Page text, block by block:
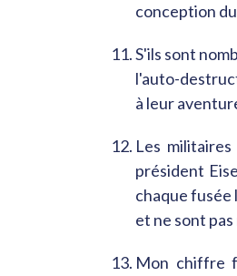
conception
S'ils sont
l'auto-
à leur
Les
président
chaque fusée
et ne sont
Mon chiffre